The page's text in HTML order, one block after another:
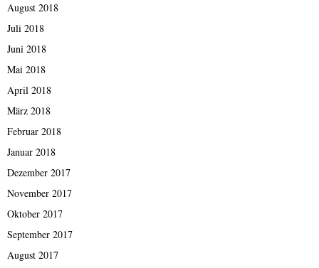
August 2018
Juli 2018
Juni 2018
Mai 2018
April 2018
März 2018
Februar 2018
Januar 2018
Dezember 2017
November 2017
Oktober 2017
September 2017
August 2017